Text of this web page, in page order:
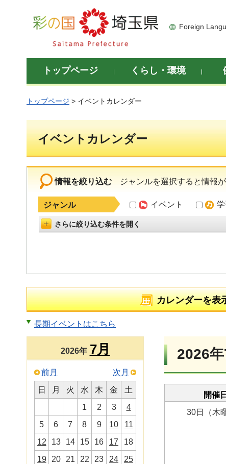
彩の国 埼玉県
Foreign
トップページ くらし・環境
トップページ > イベントカレンダー
イベントカレンダー
情報を絞り込む ジャンルを選択すると情報
ジャンル イベント
詳細設定を開く
さらに絞り込む条件を開く
カレンダーを表
長期イベントはこちら
2026年 7月
前月
次月
日
月 火 水 木 金
土
1
2 3
4
5
6 7 8 9 10
11
12
13 14 15 16 17
18
19
20 21 22 23 24
25
2026年
開催日
30日（木